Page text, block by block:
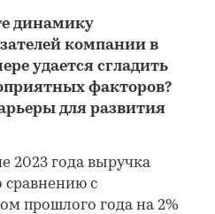
динамику
компании в
удается сгладить
факторов?
для развития
2023 года выручка
с
прошлого года на 2%